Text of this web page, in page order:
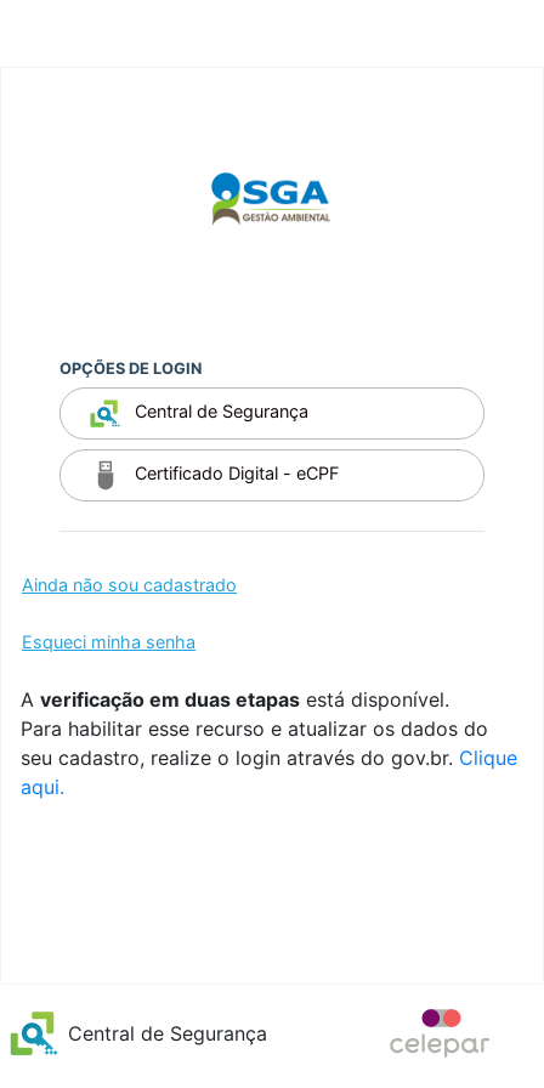
OPÇÕES DE LOGIN
Central de Segurança
Certificado Digital - eCPF
Ainda não sou cadastrado
Esqueci minha senha
A verificação em duas etapas está disponível.
Para habilitar esse recurso e atualizar os dados do
seu cadastro, realize o login através do gov.br. Clique
aqui.
Central de Segurança